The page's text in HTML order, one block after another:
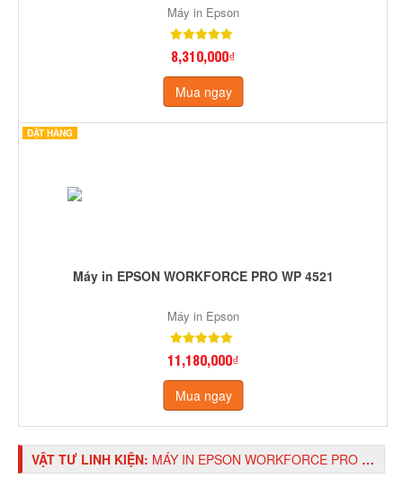
Máy in Epson
8,310,000₫
Mua ngay
ĐẶT HÀNG
Máy in EPSON WORKFORCE PRO WP 4521
Máy in Epson
11,180,000₫
Mua ngay
VẬT TƯ LINH KIỆN: MÁY IN EPSON WORKFORCE PRO WP 4521